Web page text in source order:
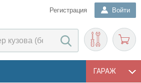
Регистрация Войти
ГАРАЖ